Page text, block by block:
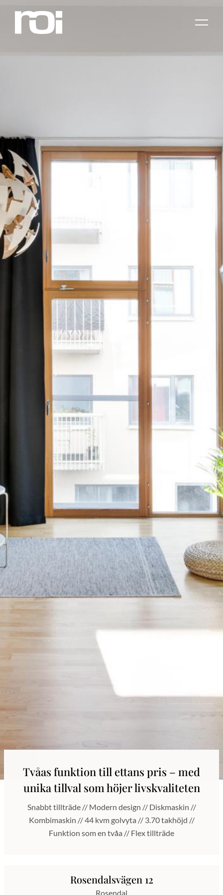
Tvåas funktion till ettans pris – med
unika tillval som höjer livskvaliteten
Snabbt tillträde // Modern design // Diskmaskin //
Kombimaskin // 44 kvm golvyta // 3.70 takhöjd //
Funktion som en tvåa // Flex tillträde
Rosendalsvägen 12
Rosendal